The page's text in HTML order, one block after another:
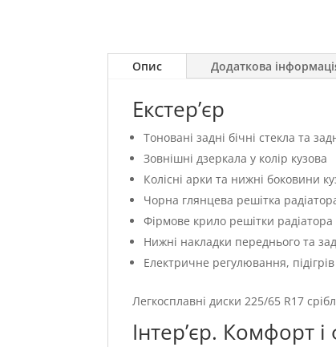
Опис Додаткова
Екстер’єр
Тоновані задні бічні стекла та
Зовнішні дзеркала у колір кузова
Колісні арки та нижні боковини
Чорна глянцева решітка
Фірмове крило решітки радіатора
Нижні накладки переднього та
Електричне регулювання,
Легкосплавні диски 225/65 R17
Інтер’єр. Комфорт